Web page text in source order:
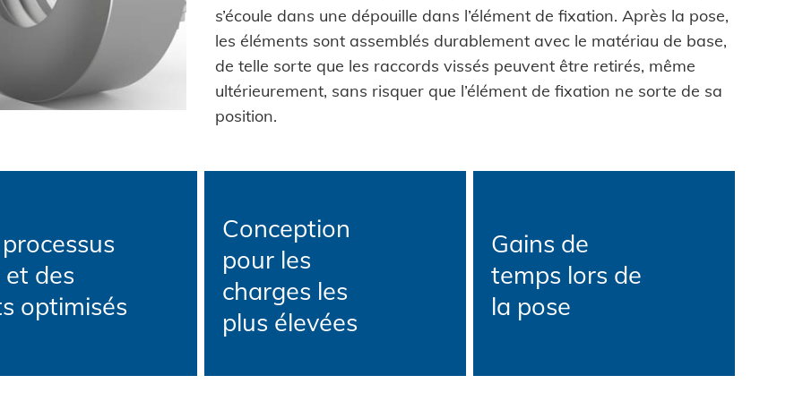
Pièces auto-
sertissables
Pièces auto-perçantes
Coils
Entretoises
Rivets industriels
Pièces spéciales
Système de contrôle
Pose pièces auto-
sertissables
Fixation à sertir auto-
GROUPE HONSEL
Histoire
Lignes directrices
Environnement
Logistique
Prêt pour la livraison
Powertrain
Construction d'usine
Construction de véhicules
HVAC
s’écoule dans une dépouille dans l’élément de fixation. Après la pose,
les éléments sont assemblés durablement avec le matériau de base,
de telle sorte que les raccords vissés peuvent être retirés, même
ultérieurement, sans risquer que l’élément de fixation ne sorte de sa
position.
et des
optimisés
Conception
pour les
charges les
plus élevées
Gains de
temps lors de
la pose